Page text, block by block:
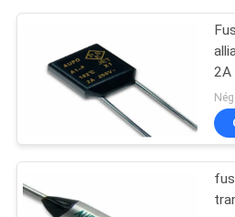
2A